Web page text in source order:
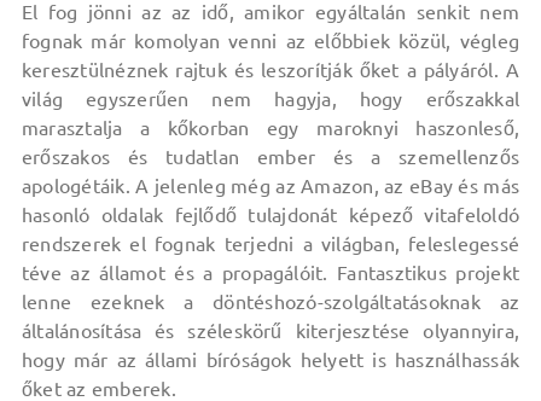
El fog jönni az az idő, amikor egyáltalán senkit nem
fognak már komolyan venni az előbbiek közül, végleg
keresztülnéznek rajtuk és leszorítják őket a pályáról. A
világ egyszerűen nem hagyja, hogy erőszakkal
marasztalja a kőkorban egy maroknyi haszonleső,
erőszakos és tudatlan ember és a szemellenzős
apologétáik. A jelenleg még az Amazon, az eBay és más
hasonló oldalak fejlődő tulajdonát képező vitafeloldó
rendszerek el fognak terjedni a világban, feleslegessé
téve az államot és a propagálóit. Fantasztikus projekt
lenne ezeknek a döntéshozó-szolgáltatásoknak az
általánosítása és széleskörű kiterjesztése olyannyira,
hogy már az állami bíróságok helyett is használhassák
őket az emberek.